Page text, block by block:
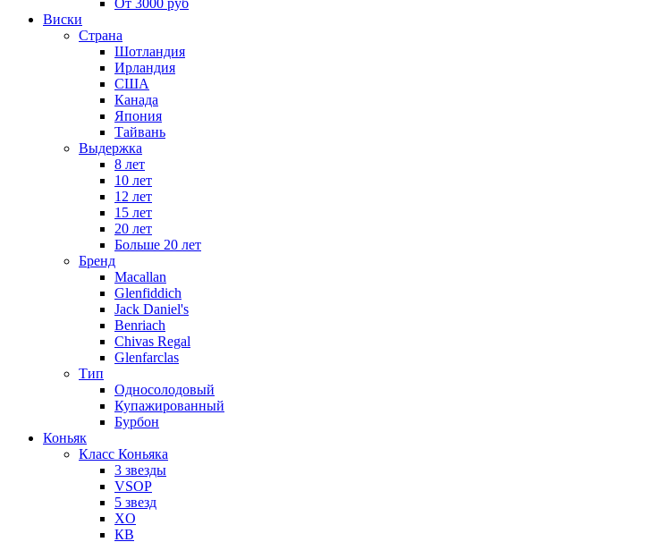
Виски
Страна
Шотландия
Ирландия
США
Канада
Япония
Тайвань
Выдержка
8 лет
10 лет
12 лет
15 лет
20 лет
Больше 20 лет
Бренд
Macallan
Glenfiddich
Jack Daniel's
Benriach
Chivas Regal
Glenfarclas
Тип
Односолодовый
Купажированный
Бурбон
Коньяк
Класс Коньяка
3 звезды
VSOP
5 звезд
XO
КВ